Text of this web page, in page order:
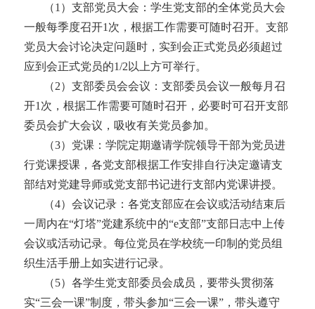
（1）支部党员大会：学生党支部的全体党员大会
一般每季度召开1次，根据工作需要可随时召开。支部
党员大会讨论决定问题时，实到会正式党员必须超过
应到会正式党员的1/2以上方可举行。
（2）支部委员会会议：支部委员会议一般每月召
开1次，根据工作需要可随时召开，必要时可召开支部
委员会扩大会议，吸收有关党员参加。
（3）党课：学院定期邀请学院领导干部为党员进
行党课授课 ，各党支部根据工作安排自行决定邀请支
部结对党建导师或党支部书记进行支部内党课讲授。
（4）会议记录：各党支部应在会议或活动结束后
一周内在“灯塔”党建系统中的“e支部”支部日志中上传
会议或活动记录。每位党员在学校统一印制的党员组
织生活手册上如实进行记录。
（5）各学生党支部委员会成员，要带头贯彻落
实“三会一课”制度，带头参加“三会一课”，带头遵守